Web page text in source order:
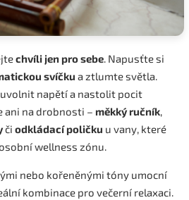
chvíli jen pro sebe. Napusťte si
svíčku a ztlumte světla.
napětí a nastolit pocit
ani na drobnosti – měkký ručník,
či odkládací poličku u vany, které
wellness zónu.
nebo kořeněnými tóny umocní
kombinace pro večerní relaxaci.